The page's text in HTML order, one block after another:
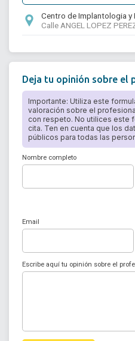
Centro de Implantologia y
Calle ANGEL LOPEZ
Deja tu opinión sobre el
Importante: Utiliza este
valoración sobre el
con respeto. No utilices este
cita. Ten en cuenta que los
públicos para todas las
Nombre completo
Email
Escribe aquí tu opinión sobre el